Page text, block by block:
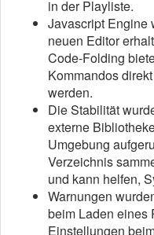
in der Playliste.
Javascript Engine
neuen Editor
Code-Folding
Kommandos
werden.
Die Stabilität
externe
Umgebung
Verzeichnis
und kann helfen,
Warnungen
beim Laden eines
Einstellungen